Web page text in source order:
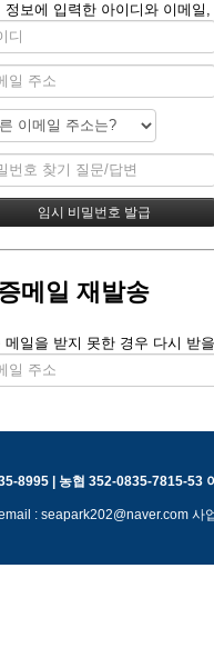
정보에 입력한 아이디와 이메
메일 재발송
메일을 받지 못한 경우 다시 받
8995 | 농협 352-0835-7815-53
: seapark202@naver.com